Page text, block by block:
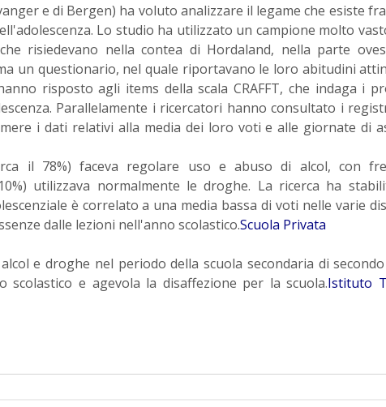
e di Bergen) ha voluto analizzare il legame che esiste
Lo studio ha utilizzato un campione molto
risiedevano nella contea di Hordaland, nella parte
un questionario, nel quale riportavano le loro abitudini
risposto agli items della scala CRAFFT, che indaga i
Parallelamente i ricercatori hanno consultato i
i dati relativi alla media dei loro voti e alle giornate di
il 78%) faceva regolare uso e abuso di alcol, con
utilizzava normalmente le droghe. La ricerca ha
è correlato a una media bassa di voti nelle varie
dalle lezioni nell'anno scolastico.Scuola Privata
e droghe nel periodo della scuola secondaria di
scolastico e agevola la disaffezione per la scuola.Istituto